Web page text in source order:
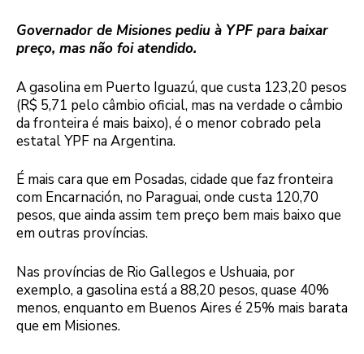
Governador de Misiones pediu à YPF para baixar
preço, mas não foi atendido.
A gasolina em Puerto Iguazú, que custa 123,20 pesos
(R$ 5,71 pelo câmbio oficial, mas na verdade o câmbio
da fronteira é mais baixo), é o menor cobrado pela
estatal YPF na Argentina.
É mais cara que em Posadas, cidade que faz fronteira
com Encarnación, no Paraguai, onde custa 120,70
pesos, que ainda assim tem preço bem mais baixo que
em outras províncias.
Nas províncias de Rio Gallegos e Ushuaia, por
exemplo, a gasolina está a 88,20 pesos, quase 40%
menos, enquanto em Buenos Aires é 25% mais barata
que em Misiones.